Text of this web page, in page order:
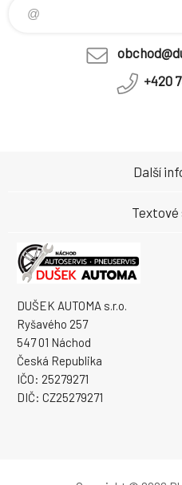
+420
DUŠEK AUTOMA s.r.o.
Ryšavého 257
547 01 Náchod
Česká Republika
IČO: 25279271
DIČ: CZ25279271
Další